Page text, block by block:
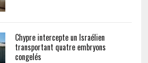
Chypre intercepte un Israélien
transportant quatre embryons
congelés